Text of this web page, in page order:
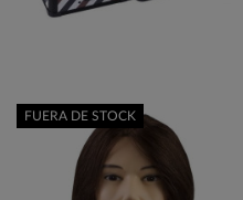
FUERA DE STOCK